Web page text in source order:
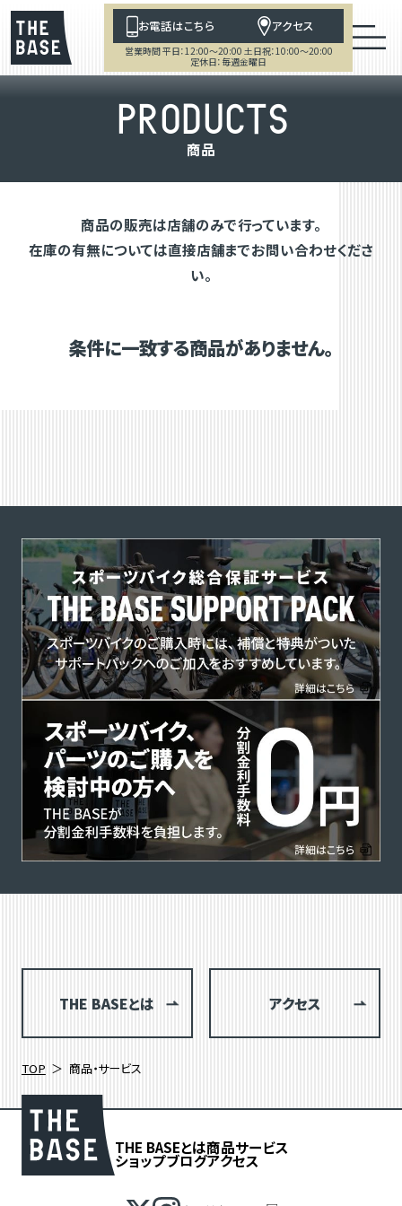
お電話はこちら アクセス
営業時間 平日：12:00～20:00 土日祝：10:00～20:00
定休日：毎週金曜日
PRODUCTS
商品
商品の販売は店舗のみで行っています。
在庫の有無については直接店舗までお問い合わせくださ
い。
条件に一致する商品がありません。
THE BASEとは アクセス
TOP 商品・サービス
THE BASEとは商品サービス
ショップブログアクセス